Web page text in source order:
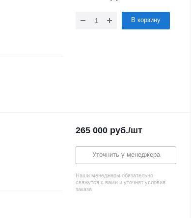
В корзину
265 000 руб./шт
Уточнить у менеджера
Наши менеджеры обязательно
свяжутся с вами и уточнят условия
заказа